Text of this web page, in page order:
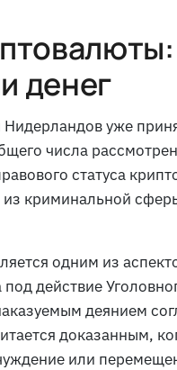
денег
уже
числа
статуса
криминальной
одним из
действие
деянием
доказанным,
или